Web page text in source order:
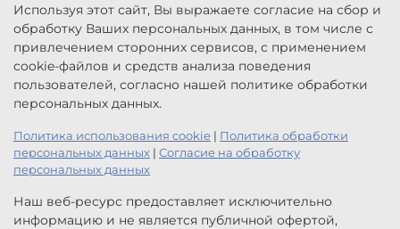
Используя этот сайт, Вы выражаете согласие на сбор и
обработку Ваших персональных данных, в том числе с
привлечением сторонних сервисов, с применением
cookie-файлов и средств анализа поведения
пользователей, согласно нашей политике обработки
персональных данных.
Политика использования cookie | Политика обработки
персональных данных | Согласие на обработку
персональных данных
Наш веб-ресурс предоставляет исключительно
информацию и не является публичной офертой,